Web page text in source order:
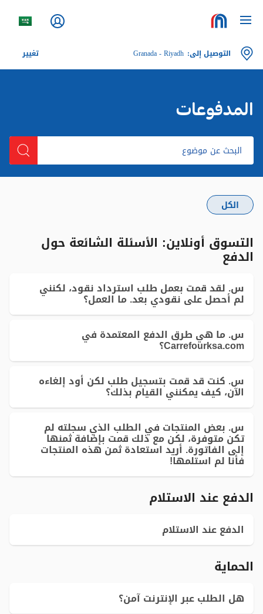
التوصيل إلى:
Granada - Riyadh تغيير
المدفوعات
الكل
التسوق أونلاين: الأسئلة الشائعة حول
الدفع
س. لقد قمت بعمل طلب استرداد نقود، لكنني
لم أحصل على نقودي بعد. ما العمل؟
س. ما هي طرق الدفع المعتمدة في
Carrefourksa.com؟
س. كنت قد قمت بتسجيل طلب لكن أود إلغاءه
الآن، كيف يمكنني القيام بذلك؟
س. بعض المنتجات في الطلب الذي سجلته لم
تكن متوفرة، لكن مع ذلك قمت بإضافة ثمنها
إلى الفاتورة. أريد استعادة ثمن هذه المنتجات
فأنا لم استلمها!
الدفع عند الاستلام
الدفع عند الاستلام
الحماية
هل الطلب عبر الإنترنت آمن؟